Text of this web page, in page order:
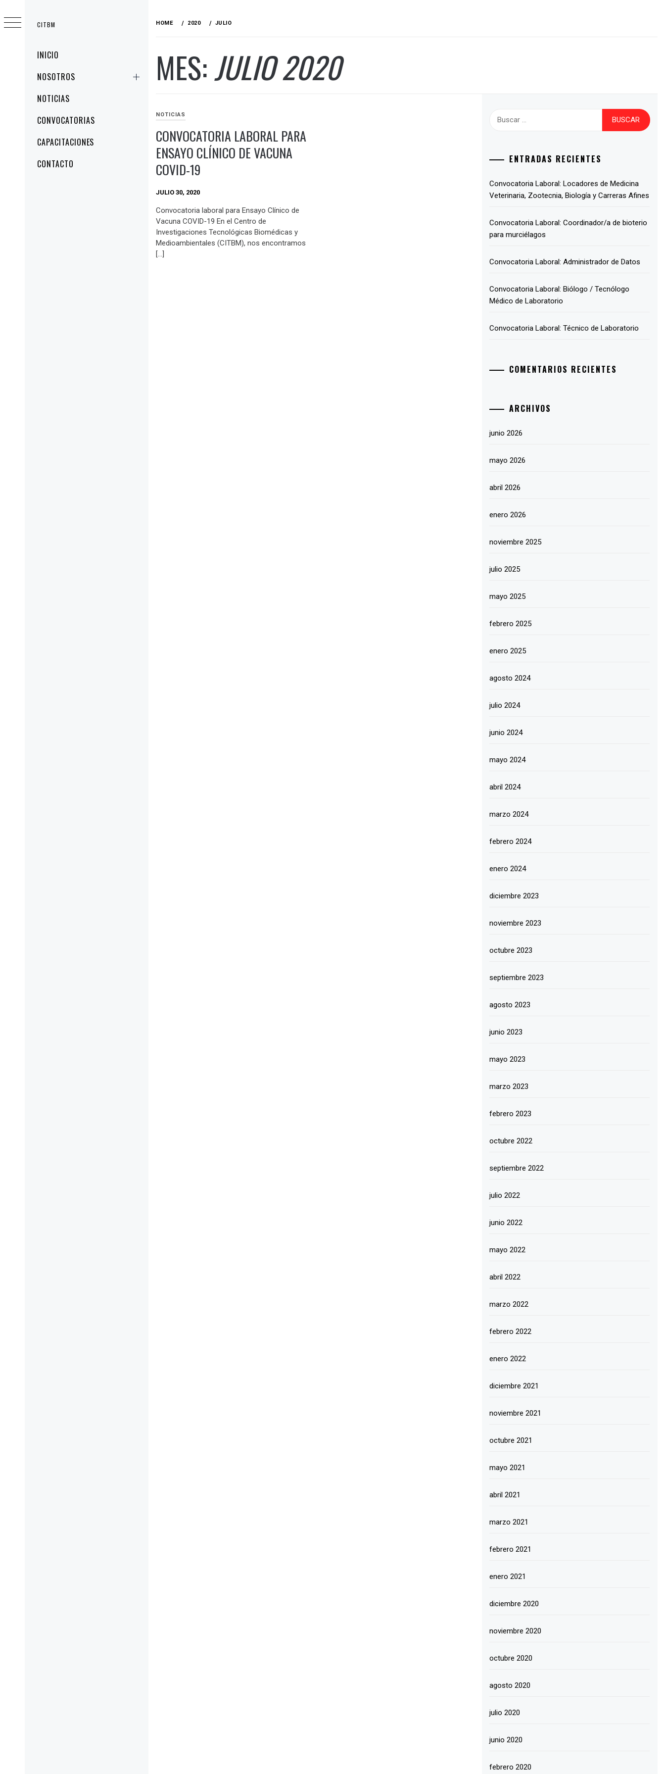
CITBM
INICIO
NOSOTROS
NOTICIAS
CONVOCATORIAS
CAPACITACIONES
CONTACTO
HOME 2020 JULIO
MES:JULIO 2020
NOTICIAS
CONVOCATORIA LABORAL PARA
ENSAYO CLÍNICO DE VACUNA
COVID-19
JULIO 30, 2020
Convocatoria laboral para Ensayo Clínico de
Vacuna COVID-19 En el Centro de
Investigaciones Tecnológicas Biomédicas y
Medioambientales (CITBM), nos encontramos
[…]
ENTRADAS RECIENTES
Convocatoria Laboral: Locadores de Medicina
Veterinaria, Zootecnia, Biología y Carreras Afines
Convocatoria Laboral: Coordinador/a de bioterio
para murciélagos
Convocatoria Laboral: Administrador de Datos
Convocatoria Laboral: Biólogo / Tecnólogo
Médico de Laboratorio
Convocatoria Laboral: Técnico de Laboratorio
COMENTARIOS RECIENTES
ARCHIVOS
junio 2026
mayo 2026
abril 2026
enero 2026
noviembre 2025
julio 2025
mayo 2025
febrero 2025
enero 2025
agosto 2024
julio 2024
junio 2024
mayo 2024
abril 2024
marzo 2024
febrero 2024
enero 2024
diciembre 2023
noviembre 2023
octubre 2023
septiembre 2023
agosto 2023
junio 2023
mayo 2023
marzo 2023
febrero 2023
octubre 2022
septiembre 2022
julio 2022
junio 2022
mayo 2022
abril 2022
marzo 2022
febrero 2022
enero 2022
diciembre 2021
noviembre 2021
octubre 2021
mayo 2021
abril 2021
marzo 2021
febrero 2021
enero 2021
diciembre 2020
noviembre 2020
octubre 2020
agosto 2020
julio 2020
junio 2020
febrero 2020